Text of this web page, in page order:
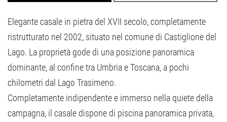
Elegante casale in pietra del XVII secolo, completamente
ristrutturato nel 2002, situato nel comune di Castiglione del
Lago. La proprietà gode di una posizione panoramica
dominante, al confine tra Umbria e Toscana, a pochi
chilometri dal Lago Trasimeno.
Completamente indipendente e immerso nella quiete della
campagna, il casale dispone di piscina panoramica privata,